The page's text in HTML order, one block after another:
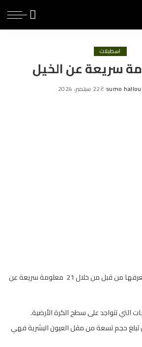
اسطبلات
sumo 22 سبتمبر، 2024
تعرف على الخيل كما لم تعرفها من قبل من خلال 21 معلومة سريعة عن
التي تتواجد على سطح الكرة الأرضية.
حجم تسعة من مقل العيون البشرية فهي